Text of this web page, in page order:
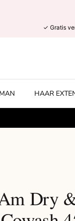
✓ Gratis
MAN HAAR
Dry